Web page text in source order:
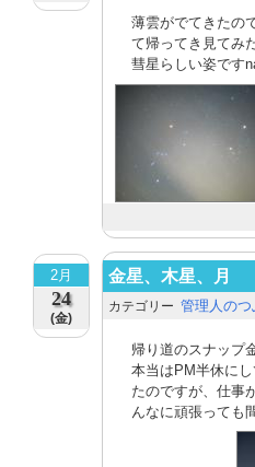
薄雲がでてきたの
て帰ってき見てみ
彗星らしい姿です
2月
24
(金)
金星、木星、月
カテゴリー 管理人のつ
帰り道のスナップ
本当はPM半休に
たのですが、仕事
んなに頑張っても